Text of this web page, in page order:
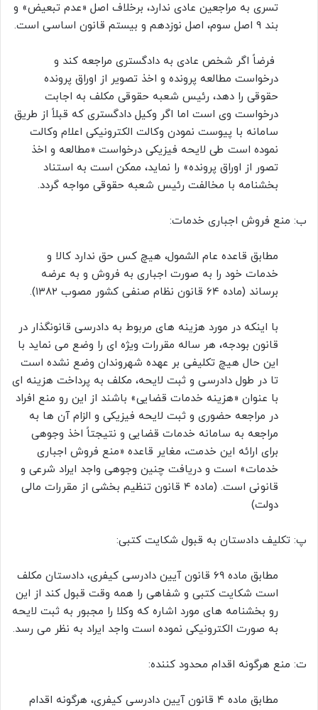
تسری به مراجعین عادی ندارد، برخلاف اصل «عدم تبعیض» و
بند ۹ اصل سوم، اصل نوزدهم و بیستم قانون اساسی است.
فرضاً اگر شخص عادی به دادگستری مراجعه کند و
درخواست مطالعه پرونده و اخذ تصویر از اوراق پرونده
حقوقی را دهد، رئیس شعبه حقوقی مکلف به اجابت
درخواست وی است اما اگر وکیل دادگستری که قبلاً از طریق
سامانه با پیوست نمودن وکالت الکترونیکی اعلام وکالت
نموده است طی لایحه فیزیکی درخواست «مطالعه و اخذ
تصور از اوراق پرونده» را نماید، ممکن است به استناد
بخشنامه با مخالفت رئیس شعبه حقوقی مواجه گردد.
ب: منع فروش اجباری خدمات:
مطابق قاعده عام الشمول، هیچ کس حق ندارد کالا و
خدمات خود را به صورت اجباری به فروش و به عرضه
برساند (ماده ۶۴ قانون نظام صنفی کشور مصوب ۱۳۸۲).
با اینکه در مورد هزینه های مربوط به دادرسی قانونگذار در
قانون بودجه، هر ساله مقررات ویژه ای را وضع می نماید با
این حال هیچ تکلیفی بر عهده شهروندان وضع نشده است
تا در طول دادرسی و ثبت لایحه، مکلف به پرداخت هزینه ای
با عنوان «هزینه خدمات قضایی» باشند از این رو منع افراد
در مراجعه حضوری و ثبت لایحه فیزیکی و الزام آن ها به
مراجعه به سامانه خدمات قضایی و نتیجتاً اخذ وجوهی
برای ارائه این خدمت، مغایر قاعده «منع فروش اجباری
خدمات» است و دریافت چنین وجوهی واجد ایراد شرعی و
قانونی است. (ماده ۴ قانون تنظیم بخشی از مقررات مالی
دولت)
پ: تکلیف دادستان به قبول شکایت کتبی:
مطابق ماده ۶۹ قانون آیین دادرسی کیفری، دادستان مکلف
است شکایت کتبی و شفاهی را همه وقت قبول کند از این
رو بخشنامه های مورد اشاره که وکلا را مجبور به ثبت لایحه
به صورت الکترونیکی نموده است واجد ایراد به نظر می رسد.
ت: منع هرگونه اقدام محدود کننده:
مطابق ماده ۴ قانون آیین دادرسی کیفری، هرگونه اقدام